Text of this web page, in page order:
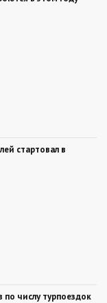
стартовал в
по числу турпоездок